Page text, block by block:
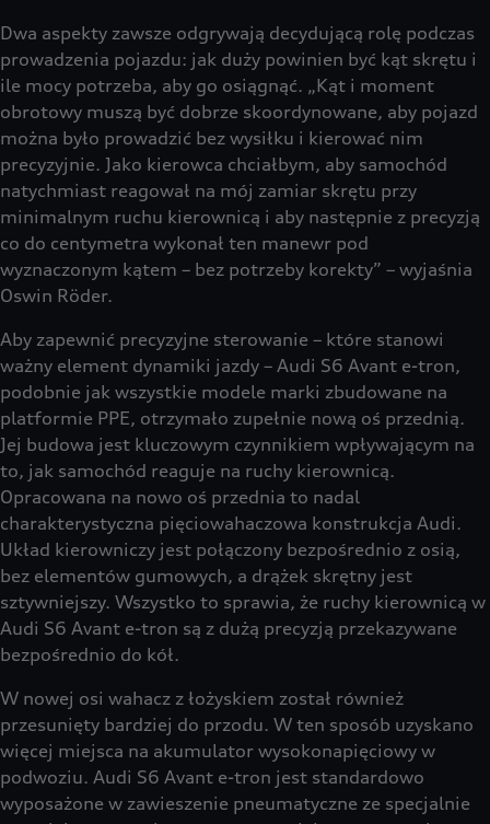
Dwa aspekty zawsze odgrywają decydującą rolę podczas
prowadzenia pojazdu: jak duży powinien być kąt skrętu i
ile mocy potrzeba, aby go osiągnąć. „Kąt i moment
obrotowy muszą być dobrze skoordynowane, aby pojazd
można było prowadzić bez wysiłku i kierować nim
precyzyjnie. Jako kierowca chciałbym, aby samochód
natychmiast reagował na mój zamiar skrętu przy
minimalnym ruchu kierownicą i aby następnie z precyzją
co do centymetra wykonał ten manewr pod
wyznaczonym kątem – bez potrzeby korekty” – wyjaśnia
Oswin Röder.
Aby zapewnić precyzyjne sterowanie – które stanowi
ważny element dynamiki jazdy – Audi S6 Avant e-tron,
podobnie jak wszystkie modele marki zbudowane na
platformie PPE, otrzymało zupełnie nową oś przednią.
Jej budowa jest kluczowym czynnikiem wpływającym na
to, jak samochód reaguje na ruchy kierownicą.
Opracowana na nowo oś przednia to nadal
charakterystyczna pięciowahaczowa konstrukcja Audi.
Układ kierowniczy jest połączony bezpośrednio z osią,
bez elementów gumowych, a drążek skrętny jest
sztywniejszy. Wszystko to sprawia, że ruchy kierownicą w
Audi S6 Avant e-tron są z dużą precyzją przekazywane
bezpośrednio do kół.
W nowej osi wahacz z łożyskiem został również
przesunięty bardziej do przodu. W ten sposób uzyskano
więcej miejsca na akumulator wysokonapięciowy w
podwoziu. Audi S6 Avant e-tron jest standardowo
wyposażone w zawieszenie pneumatyczne ze specjalnie